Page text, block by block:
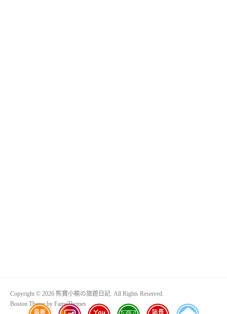
Copyright © 2026 熊寶小榆の旅遊日記. All Rights Reserved.
Boston Theme by FameThemes